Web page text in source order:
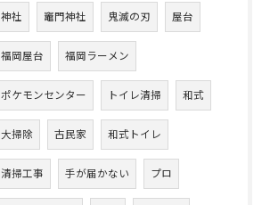
神社 竈門神社 鬼滅の刃 屋台
福岡屋台 福岡ラーメン
ポケモンセンター トイレ清掃 和式
大掃除 古民家 和式トイレ
清掃工事 手が届かない プロ